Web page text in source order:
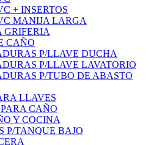
+ INSERTOS
MANIJA LARGA
GRIFERIA
CAÑO
P/LLAVE DUCHA
P/LLAVE LAVATORIO
P/TUBO DE ABASTO
LLAVES
CAÑO
Y COCINA
P/TANQUE BAJO